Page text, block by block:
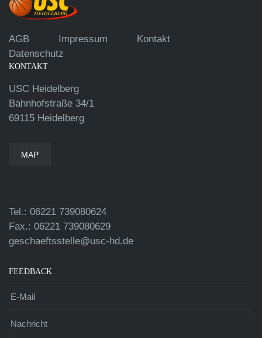
AGB Impressum
Kontakt
Datenschutz
KONTAKT
USC Heidelberg
Bahnhofstraße 34/1
69115 Heidelberg
MAP
Tel.: 06221 739080624
Fax.: 06221 739080629
geschaeftsstelle@usc-hd.de
FEEDBACK